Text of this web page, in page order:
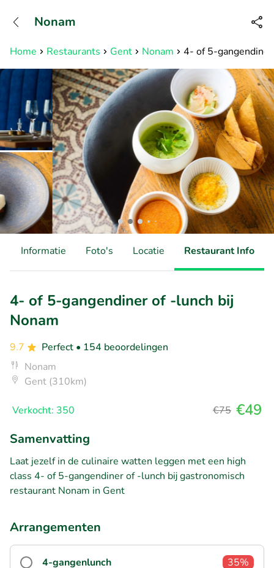
Bereikbaar tot 23:00 uur
Home Restaurants Gent Nonam 4- of 5-
Nonam
Informatie Foto's Locatie Restaurant Info
4- of 5-gangendiner of -lunch bij
Nonam
9.7 Perfect • 154 beoordelingen
Nonam
Gent (310km)
Verkocht: 350 €75 €49
Samenvatting
Laat jezelf in de culinaire watten leggen met een high
class 4- of 5-gangendiner of -lunch bij gastronomisch
restaurant Nonam in Gent
Arrangementen
4-gangenlunch
35%